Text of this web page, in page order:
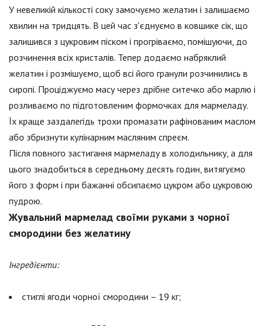
У невеликій кількості соку замочуємо желатин і залишаємо
хвилин на тридцять. В цей час з'єднуємо в ковшике сік, що
залишився з цукровим піском і прогріваємо, помішуючи, до
розчинення всіх кристалів. Тепер додаємо набряклий
желатин і розмішуємо, щоб всі його гранули розчинились в
сиропі. Проціджуємо масу через дрібне ситечко або марлю і
розливаємо по підготовленим формочках для мармеладу.
Їх краще заздалегідь трохи промазати рафінованим маслом
або збризнути кулінарним масляним спреєм.
Після повного застигання мармеладу в холодильнику, а для
цього знадобиться в середньому десять годин, витягуємо
його з форм і при бажанні обсипаємо цукром або цукровою
пудрою.
Жувальний мармелад своїми руками з чорної
смородини без желатину
Інгредієнти:
стиглі ягоди чорної смородини – 19 кг;